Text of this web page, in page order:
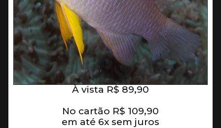
À vista R$ 89,90
No cartão R$ 109,90
em até 6x sem juros